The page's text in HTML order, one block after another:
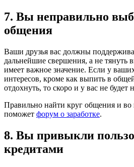
7. Вы неправильно
общения
Ваши друзья вас должны
дальнейшие свершения, а не тянуть
имеет важное значение. Если у
интересов, кроме как выпить в
отдохнуть, то скоро и у вас не будет
Правильно найти круг общения и во
поможет форум о заработке.
8. Вы привыкли
кредитами